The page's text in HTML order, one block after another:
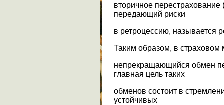
вторичное
передающий риски
в ретроцессию, называется
Таким образом, в страховом
непрекращающийся обмен
главная цель таких
обменов состоит в
устойчивых